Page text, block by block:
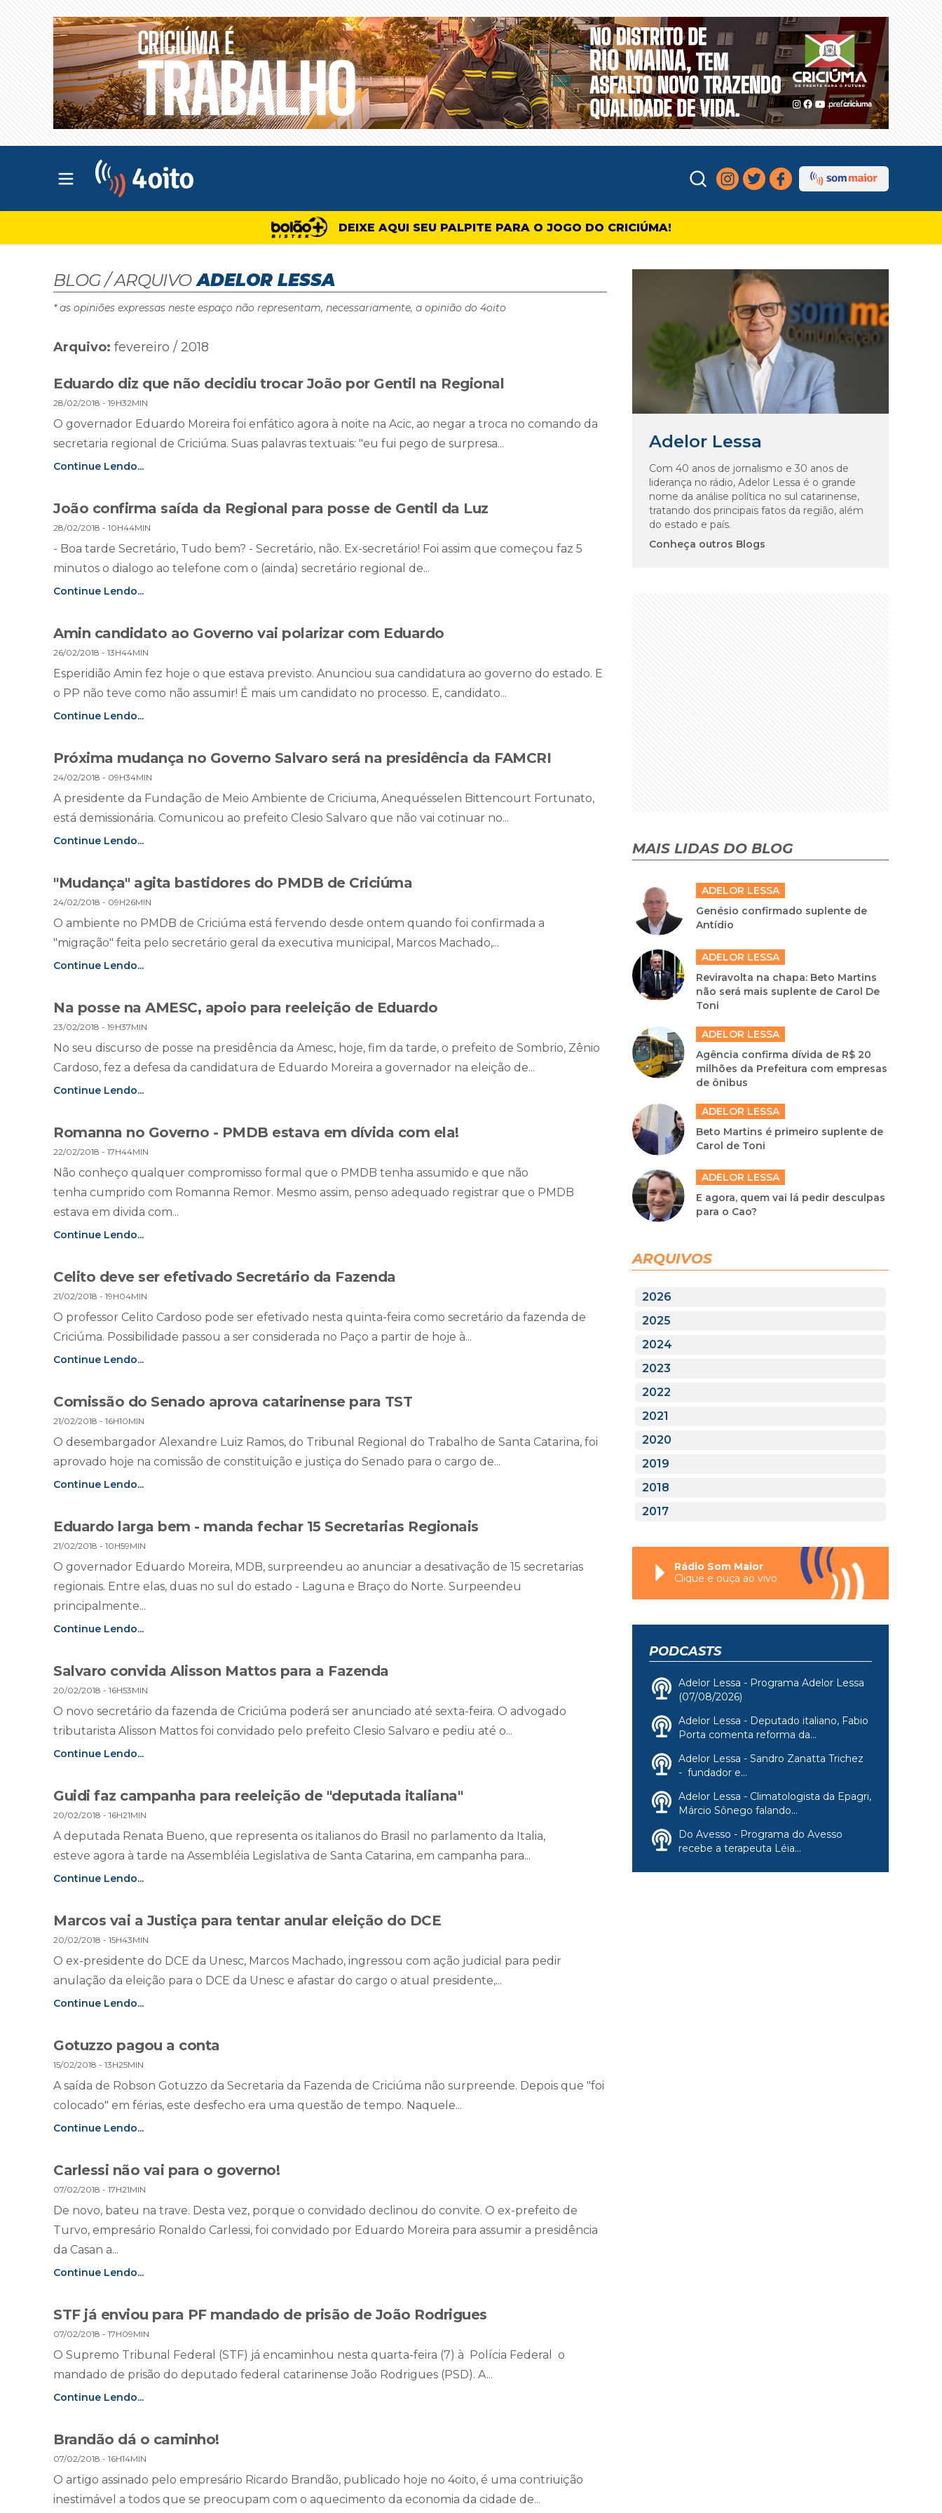
Abrir menu principal
DEIXE AQUI SEU PALPITE PARA O JOGO DO CRICIÚMA!
BLOG / ARQUIVO ADELOR LESSA
* as opiniões expressas neste espaço não representam, necessariamente, a opinião do 4oito
Arquivo: fevereiro / 2018
Eduardo diz que não decidiu trocar João por Gentil na Regional
28/02/2018 - 19H32MIN
O governador Eduardo Moreira foi enfático agora à noite na Acic, ao negar a troca no comando da
secretaria regional de Criciúma. Suas palavras textuais: "eu fui pego de surpresa...
Continue Lendo...
João confirma saída da Regional para posse de Gentil da Luz
28/02/2018 - 10H44MIN
- Boa tarde Secretário, Tudo bem? - Secretário, não. Ex-secretário! Foi assim que começou faz 5
minutos o dialogo ao telefone com o (ainda) secretário regional de...
Continue Lendo...
Amin candidato ao Governo vai polarizar com Eduardo
26/02/2018 - 13H44MIN
Esperidião Amin fez hoje o que estava previsto. Anunciou sua candidatura ao governo do estado. E
o PP não teve como não assumir! É mais um candidato no processo. E, candidato...
Continue Lendo...
Próxima mudança no Governo Salvaro será na presidência da FAMCRI
24/02/2018 - 09H34MIN
A presidente da Fundação de Meio Ambiente de Criciuma, Anequésselen Bittencourt Fortunato,
está demissionária. Comunicou ao prefeito Clesio Salvaro que não vai cotinuar no...
Continue Lendo...
"Mudança" agita bastidores do PMDB de Criciúma
24/02/2018 - 09H26MIN
O ambiente no PMDB de Criciúma está fervendo desde ontem quando foi confirmada a
"migração" feita pelo secretário geral da executiva municipal, Marcos Machado,...
Continue Lendo...
Na posse na AMESC, apoio para reeleição de Eduardo
23/02/2018 - 19H37MIN
No seu discurso de posse na presidência da Amesc, hoje, fim da tarde, o prefeito de Sombrio, Zênio
Cardoso, fez a defesa da candidatura de Eduardo Moreira a governador na eleição de...
Continue Lendo...
Romanna no Governo - PMDB estava em dívida com ela!
22/02/2018 - 17H44MIN
Não conheço qualquer compromisso formal que o PMDB tenha assumido e que não
tenha cumprido com Romanna Remor. Mesmo assim, penso adequado registrar que o PMDB
estava em divida com...
Continue Lendo...
Celito deve ser efetivado Secretário da Fazenda
21/02/2018 - 19H04MIN
O professor Celito Cardoso pode ser efetivado nesta quinta-feira como secretário da fazenda de
Criciúma. Possibilidade passou a ser considerada no Paço a partir de hoje à...
Continue Lendo...
Comissão do Senado aprova catarinense para TST
21/02/2018 - 16H10MIN
O desembargador Alexandre Luiz Ramos, do Tribunal Regional do Trabalho de Santa Catarina, foi
aprovado hoje na comissão de constituição e justiça do Senado para o cargo de...
Continue Lendo...
Eduardo larga bem - manda fechar 15 Secretarias Regionais
21/02/2018 - 10H59MIN
O governador Eduardo Moreira, MDB, surpreendeu ao anunciar a desativação de 15 secretarias
regionais. Entre elas, duas no sul do estado - Laguna e Braço do Norte. Surpeendeu
principalmente...
Continue Lendo...
Salvaro convida Alisson Mattos para a Fazenda
20/02/2018 - 16H53MIN
O novo secretário da fazenda de Criciúma poderá ser anunciado até sexta-feira. O advogado
tributarista Alisson Mattos foi convidado pelo prefeito Clesio Salvaro e pediu até o...
Continue Lendo...
Guidi faz campanha para reeleição de "deputada italiana"
20/02/2018 - 16H21MIN
A deputada Renata Bueno, que representa os italianos do Brasil no parlamento da Italia,
esteve agora à tarde na Assembléia Legislativa de Santa Catarina, em campanha para...
Continue Lendo...
Marcos vai a Justiça para tentar anular eleição do DCE
20/02/2018 - 15H43MIN
O ex-presidente do DCE da Unesc, Marcos Machado, ingressou com ação judicial para pedir
anulação da eleição para o DCE da Unesc e afastar do cargo o atual presidente,...
Continue Lendo...
Gotuzzo pagou a conta
15/02/2018 - 13H25MIN
A saída de Robson Gotuzzo da Secretaria da Fazenda de Criciúma não surpreende. Depois que "foi
colocado" em férias, este desfecho era uma questão de tempo. Naquele...
Continue Lendo...
Carlessi não vai para o governo!
07/02/2018 - 17H21MIN
De novo, bateu na trave. Desta vez, porque o convidado declinou do convite. O ex-prefeito de
Turvo, empresário Ronaldo Carlessi, foi convidado por Eduardo Moreira para assumir a presidência
da Casan a...
Continue Lendo...
STF já enviou para PF mandado de prisão de João Rodrigues
07/02/2018 - 17H09MIN
O Supremo Tribunal Federal (STF) já encaminhou nesta quarta-feira (7) à Polícia Federal o
mandado de prisão do deputado federal catarinense João Rodrigues (PSD). A...
Continue Lendo...
Brandão dá o caminho!
07/02/2018 - 16H14MIN
O artigo assinado pelo empresário Ricardo Brandão, publicado hoje no 4oito, é uma contriuição
inestimável a todos que se preocupam com o aquecimento da economia da cidade de...
Adelor Lessa
Com 40 anos de jornalismo e 30 anos de
liderança no rádio, Adelor Lessa é o grande
nome da análise política no sul catarinense,
tratando dos principais fatos da região, além
do estado e país.
Conheça outros Blogs
MAIS LIDAS DO BLOG
ADELOR LESSA
Genésio confirmado suplente de
Antídio
ADELOR LESSA
Reviravolta na chapa: Beto Martins
não será mais suplente de Carol De
Toni
ADELOR LESSA
Agência confirma dívida de R$ 20
milhões da Prefeitura com empresas
de ônibus
ADELOR LESSA
Beto Martins é primeiro suplente de
Carol de Toni
ADELOR LESSA
E agora, quem vai lá pedir desculpas
para o Cao?
ARQUIVOS
2026
2025
2024
2023
2022
2021
2020
2019
2018
2017
Rádio Som Maior
Clique e ouça ao vivo
PODCASTS
Adelor Lessa - Programa Adelor Lessa
(07/08/2026)
Adelor Lessa - Deputado italiano, Fabio
Porta comenta reforma da...
Adelor Lessa - Sandro Zanatta Trichez
- fundador e...
Adelor Lessa - Climatologista da Epagri,
Márcio Sônego falando...
Do Avesso - Programa do Avesso
recebe a terapeuta Léia...